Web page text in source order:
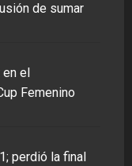
de sumar
el
Femenino
perdió la final